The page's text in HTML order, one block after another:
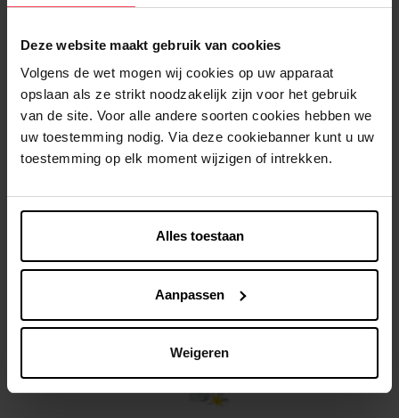
Deze website maakt gebruik van cookies
Volgens de wet mogen wij cookies op uw apparaat
opslaan als ze strikt noodzakelijk zijn voor het gebruik
van de site. Voor alle andere soorten cookies hebben we
uw toestemming nodig. Via deze cookiebanner kunt u uw
toestemming op elk moment wijzigen of intrekken.
Alles toestaan
Aanpassen
Weigeren
Beschrijving
Nog iets vergeten ?